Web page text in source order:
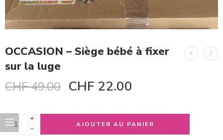
OCCASION – Siège bébé à fixer
sur la luge
CHF49.00 CHF 22.00
+
−
AJOUTER AU PANIER